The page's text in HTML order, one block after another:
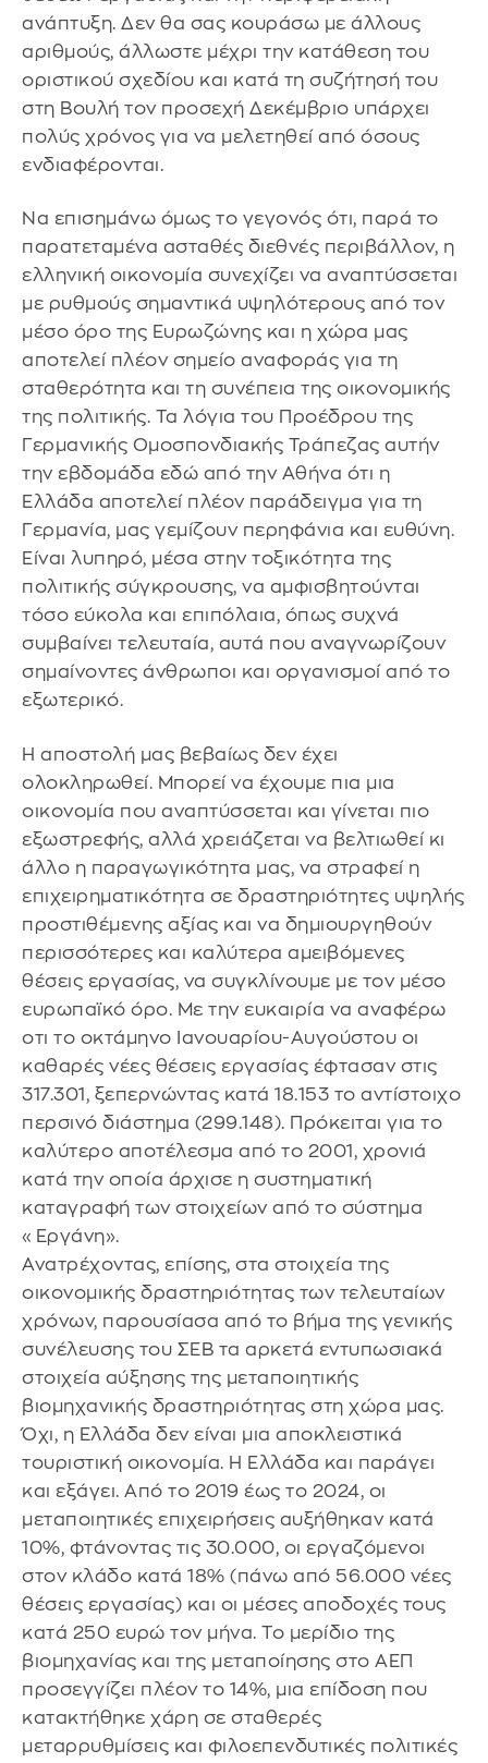
ανάπτυξη. Δεν θα σας κουράσω με άλλους
αριθμούς, άλλωστε μέχρι την κατάθεση του
οριστικού σχεδίου και κατά τη συζήτησή του
στη Βουλή τον προσεχή Δεκέμβριο υπάρχει
πολύς χρόνος για να μελετηθεί από όσους
ενδιαφέρονται.
Να επισημάνω όμως το γεγονός ότι, παρά το
παρατεταμένα ασταθές διεθνές περιβάλλον, η
ελληνική οικονομία συνεχίζει να αναπτύσσεται
με ρυθμούς σημαντικά υψηλότερους από τον
μέσο όρο της Ευρωζώνης και η χώρα μας
αποτελεί πλέον σημείο αναφοράς για τη
σταθερότητα και τη συνέπεια της οικονομικής
της πολιτικής. Τα λόγια του Προέδρου της
Γερμανικής Ομοσπονδιακής Τράπεζας αυτήν
την εβδομάδα εδώ από την Αθήνα ότι η
Ελλάδα αποτελεί πλέον παράδειγμα για τη
Γερμανία, μας γεμίζουν περηφάνια και ευθύνη.
Είναι λυπηρό, μέσα στην τοξικότητα της
πολιτικής σύγκρουσης, να αμφισβητούνται
τόσο εύκολα και επιπόλαια, όπως συχνά
συμβαίνει τελευταία, αυτά που αναγνωρίζουν
σημαίνοντες άνθρωποι και οργανισμοί από το
εξωτερικό.
Η αποστολή μας βεβαίως δεν έχει
ολοκληρωθεί. Μπορεί να έχουμε πια μια
οικονομία που αναπτύσσεται και γίνεται πιο
εξωστρεφής, αλλά χρειάζεται να βελτιωθεί κι
άλλο η παραγωγικότητα μας, να στραφεί η
επιχειρηματικότητα σε δραστηριότητες υψηλής
προστιθέμενης αξίας και να δημιουργηθούν
περισσότερες και καλύτερα αμειβόμενες
θέσεις εργασίας, να συγκλίνουμε με τον μέσο
ευρωπαϊκό όρο. Με την ευκαιρία να αναφέρω
οτι το οκτάμηνο Ιανουαρίου-Αυγούστου οι
καθαρές νέες θέσεις εργασίας έφτασαν στις
317.301, ξεπερνώντας κατά 18.153 το αντίστοιχο
περσινό διάστημα (299.148). Πρόκειται για το
καλύτερο αποτέλεσμα από το 2001, χρονιά
κατά την οποία άρχισε η συστηματική
καταγραφή των στοιχείων από το σύστημα
«Εργάνη».
Ανατρέχοντας, επίσης, στα στοιχεία της
οικονομικής δραστηριότητας των τελευταίων
χρόνων, παρουσίασα από το βήμα της γενικής
συνέλευσης του ΣΕΒ τα αρκετά εντυπωσιακά
στοιχεία αύξησης της μεταποιητικής
βιομηχανικής δραστηριότητας στη χώρα μας.
Όχι, η Ελλάδα δεν είναι μια αποκλειστικά
τουριστική οικονομία. Η Ελλάδα και παράγει
και εξάγει. Από το 2019 έως το 2024, οι
μεταποιητικές επιχειρήσεις αυξήθηκαν κατά
10%, φτάνοντας τις 30.000, οι εργαζόμενοι
στον κλάδο κατά 18% (πάνω από 56.000 νέες
θέσεις εργασίας) και οι μέσες αποδοχές τους
κατά 250 ευρώ τον μήνα. Το μερίδιο της
βιομηχανίας και της μεταποίησης στο ΑΕΠ
προσεγγίζει πλέον το 14%, μια επίδοση που
κατακτήθηκε χάρη σε σταθερές
μεταρρυθμίσεις και φιλοεπενδυτικές πολιτικές